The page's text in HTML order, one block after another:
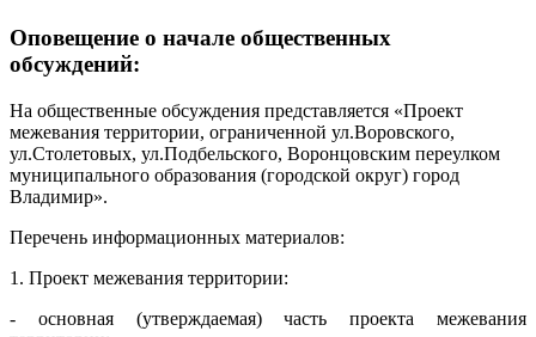
Оповещение о начале общественных
обсуждений:
На общественные обсуждения представляется «Проект
межевания территории, ограниченной ул.Воровского,
ул.Столетовых, ул.Подбельского, Воронцовским переулком
муниципального образования (городской округ) город
Владимир».
Перечень информационных материалов:
1. Проект межевания территории:
- основная (утверждаемая) часть проекта межевания